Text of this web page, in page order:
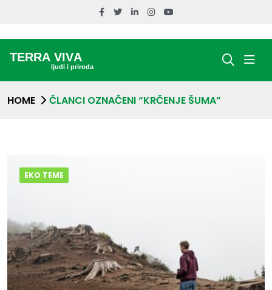
HOME ČLANCI OZNAČENI “KRČENJE ŠUMA”
EKO TEME